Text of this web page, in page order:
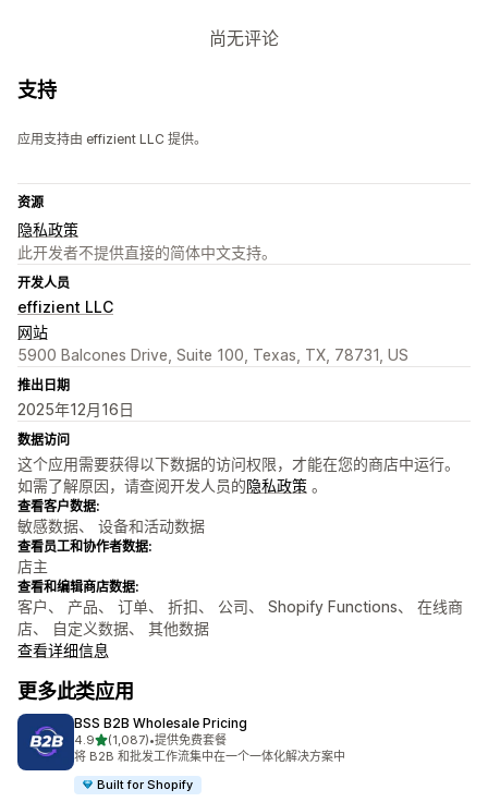
尚无评论
支持
应用支持由 effizient LLC 提供。
资源
隐私政策
此开发者不提供直接的简体中文支持。
开发人员
effizient LLC
网站
5900 Balcones Drive, Suite 100, Texas, TX, 78731, US
推出日期
2025年12月16日
数据访问
这个应用需要获得以下数据的访问权限，才能在您的商店中运行。
如需了解原因，请查阅开发人员的隐私政策 。
查看客户数据:
敏感数据、 设备和活动数据
查看员工和协作者数据:
店主
查看和编辑商店数据:
客户、 产品、 订单、 折扣、 公司、 Shopify Functions、 在线商
店、 自定义数据、 其他数据
查看详细信息
更多此类应用
BSS B2B Wholesale Pricing
4.9星（满分 5 星）
(1,087)
总共 1087 条评论
•提供免费套餐
将 B2B 和批发工作流集中在一个一体化解决方案中
Built for Shopify